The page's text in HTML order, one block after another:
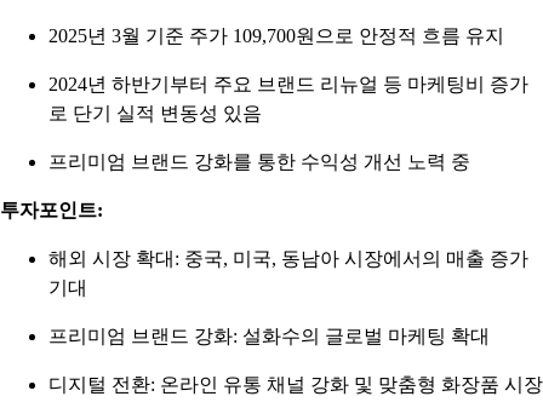
2025년 3월 기준 주가 109,700원으로 안정적 흐름 유지
2024년 하반기부터 주요 브랜드 리뉴얼 등 마케팅비 증가
로 단기 실적 변동성 있음
프리미엄 브랜드 강화를 통한 수익성 개선 노력 중
투자포인트:
해외 시장 확대: 중국, 미국, 동남아 시장에서의 매출 증가
기대
프리미엄 브랜드 강화: 설화수의 글로벌 마케팅 확대
디지털 전환: 온라인 유통 채널 강화 및 맞춤형 화장품 시장